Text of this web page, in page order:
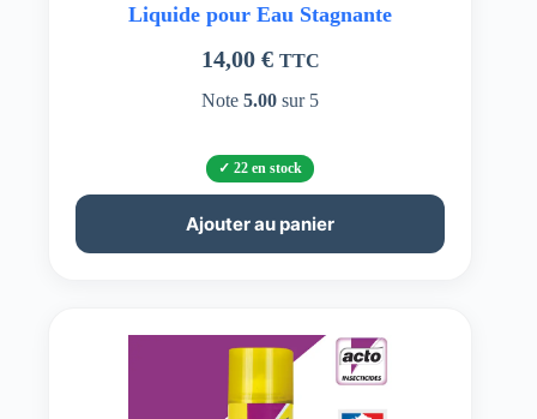
Liquide pour Eau Stagnante
14,00 € TTC
Note5.00 sur 5
22 en stock
Ajouter au panier